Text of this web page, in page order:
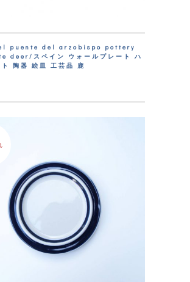
puente del arzobispo pottery
スペイン ウォールプレート ハ
ト 陶器 絵皿 工芸品 鹿